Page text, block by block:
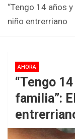
“Tengo 14 años
niño entrerriano
AHORA
“Tengo
familia”: